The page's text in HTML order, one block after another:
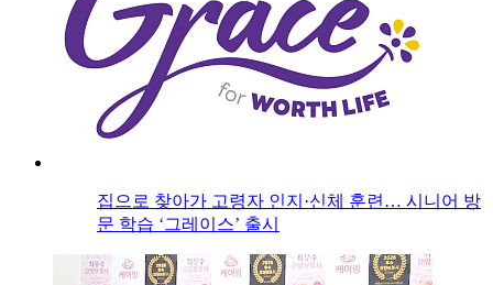
집으로 찾아가 고령자 인지·신체 훈련… 시니어 방
문 학습 ‘그레이스’ 출시